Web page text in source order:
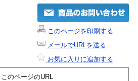
このページを印刷する
メールでURLを送る
お気に入りに追加する
このページのURL